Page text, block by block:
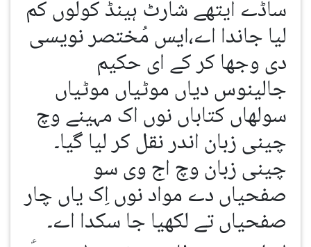
ساڈے ایتھے شارٹ ہینڈ کولوں کم
لیا جاندا اے،ایس مُختصر نویسی
دی وجھا کر کے ای حکیم
جالینوس دیاں موٹیاں موٹیاں
سولھاں کتاباں نوں اک مہینے وچ
چینی زبان اندر نقل کر لیا گیا۔
چینی زبان وچ اج وی سو
صفحیاں دے مواد نوں اِک یاں چار
صفحیاں تے لکھیا جا سکدا اے۔